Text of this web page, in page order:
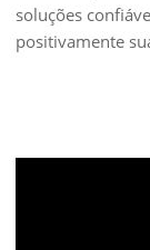
soluções
positivamente